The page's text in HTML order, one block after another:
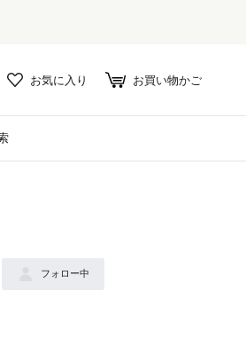
お気に入り お買い物かご
フォロー中